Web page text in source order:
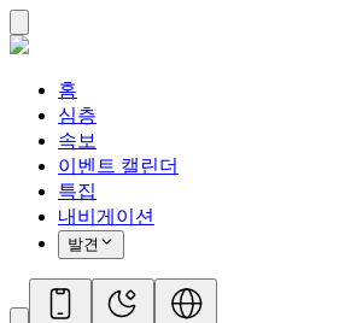
홈
심층
속보
이벤트 캘린더
특집
내비게이션
발견